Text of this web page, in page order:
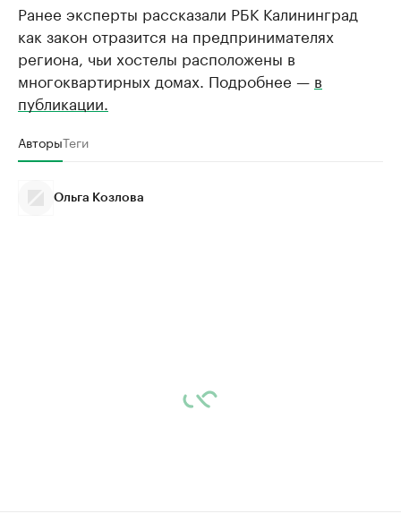
Ранее эксперты рассказали РБК Калининград
как закон отразится на предпринимателях
региона, чьи хостелы расположены в
многоквартирных домах. Подробнее — в
публикации.
АвторыТеги
Ольга Козлова